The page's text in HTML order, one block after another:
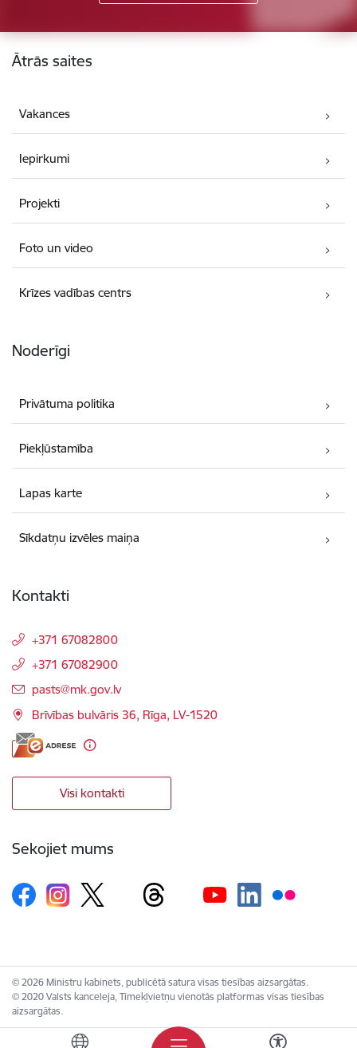
Kājene
Ātrās saites
Vakances
Iepirkumi
Projekti
Foto un video
Krīzes vadības centrs
Noderīgi
Privātuma politika
Piekļūstamība
Lapas karte
Sīkdatņu izvēles maiņa
Kontakti
+371 67082800
+371 67082900
E-pasts:
pasts@mk.gov.lv
Brīvības bulvāris 36, Rīga, LV-1520
Visi kontakti
Sekojiet mums
© 2026 Ministru kabinets, publicētā satura visas tiesības aizsargātas.
© 2020 Valsts kanceleja, Tīmekļvietņu vienotās platformas visas tiesības
aizsargātas.